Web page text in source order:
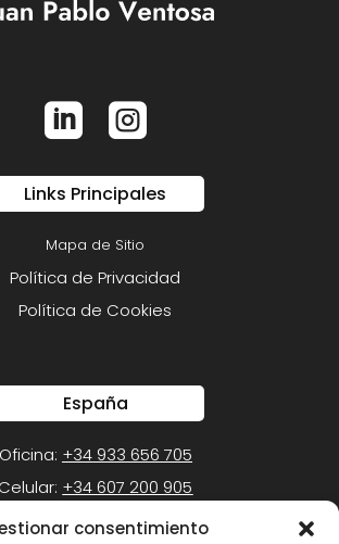
consentimiento
 
Links Principales
Mapa de Sitio
Política de Privacidad
Política de Cookies
España
Oficina: +34 933 656 705
Celular: +34 607 200 905